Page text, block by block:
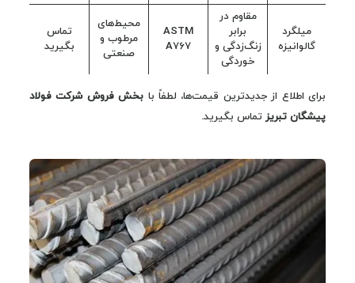
میلگرد
گالوانیزه
مقاوم در
برابر
زنگ‌زدگی و
خوردگی
ASTM
A767
محیط‌های
مرطوب و
صنعتی
تماس
بگیرید
برای اطلاع از جدیدترین قیمت‌ها، لطفاً با بخش فروش شرکت فولاد
پیشگان تبریزتماس بگیرید.